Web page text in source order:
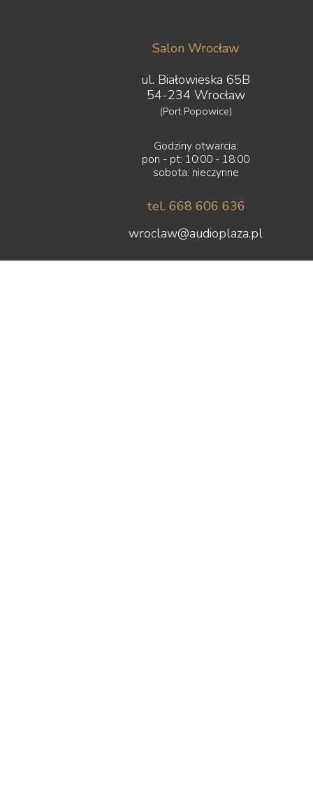
Salon Wrocław
ul. Białowieska 65B
54-234 Wrocław
(Port Popowice)
Godziny otwarcia:
pon - pt: 10:00 - 18:00
sobota: nieczynne
tel. 668 606 636
wroclaw@audioplaza.pl